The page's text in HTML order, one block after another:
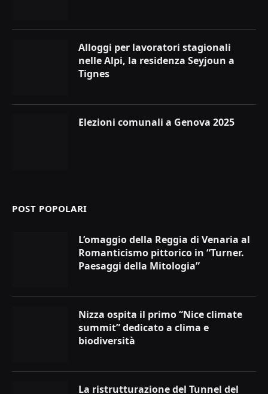
Alloggi per lavoratori stagionali
nelle Alpi, la residenza Seyjoun a
Tignes
Elezioni comunali a Genova 2025
POST POPOLARI
L’omaggio della Reggia di Venaria al
Romanticismo pittorico in “Turner.
Paesaggi della Mitologia”
Nizza ospita il primo “Nice climate
summit” dedicato a clima e
biodiversità
La ristrutturazione del Tunnel del